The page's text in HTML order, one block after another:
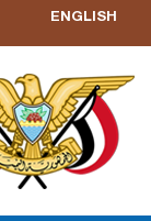
ENGLISH